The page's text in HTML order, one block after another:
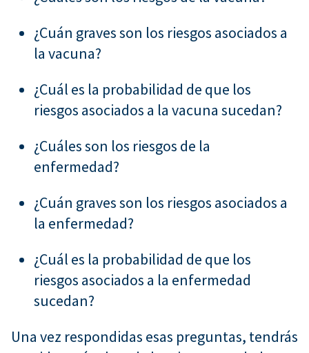
¿Cuán graves son los riesgos asociados a
la vacuna?
¿Cuál es la probabilidad de que los
riesgos asociados a la vacuna sucedan?
¿Cuáles son los riesgos de la
enfermedad?
¿Cuán graves son los riesgos asociados a
la enfermedad?
¿Cuál es la probabilidad de que los
riesgos asociados a la enfermedad
sucedan?
Una vez respondidas esas preguntas, tendrás